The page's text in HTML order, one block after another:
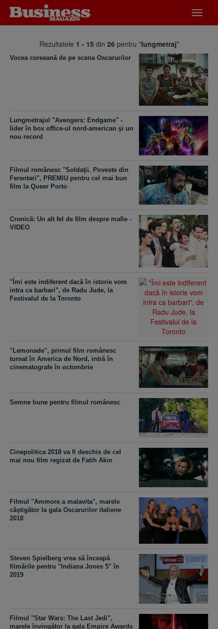
meniu
Rezultatele 1 - 15 din 26 pentru "lungmetraj"
Vocea coreeană de pe scena Oscarurilor
Lungmetrajul "Avengers: Endgame" -
lider în box office-ul nord-american şi un
nou record
Filmul românesc "Soldaţii. Poveste din
Ferentari", PREMIU pentru cel mai bun
film la Queer Porto
Cronică: Un alt fel de film despre mafie -
VIDEO
"Îmi este indiferent dacă în istorie vom
intra ca barbari", de Radu Jude, la
Festivalul de la Toronto
"Lemonade", primul film românesc
turnat în America de Nord, intră în
cinematografe în octombrie
Semne bune pentru filmul românesc
Cinepolitica 2018 va fi deschis de cel
mai nou film regizat de Fatih Akin
Filmul "Ammore a malavita", marele
câştigător la gala Oscarurilor italiene
2018
Steven Spielberg vrea să înceapă
filmările pentru "Indiana Jones 5" în
2019
Filmul "Star Wars: The Last Jedi",
marele învingător la gala Empire Awards